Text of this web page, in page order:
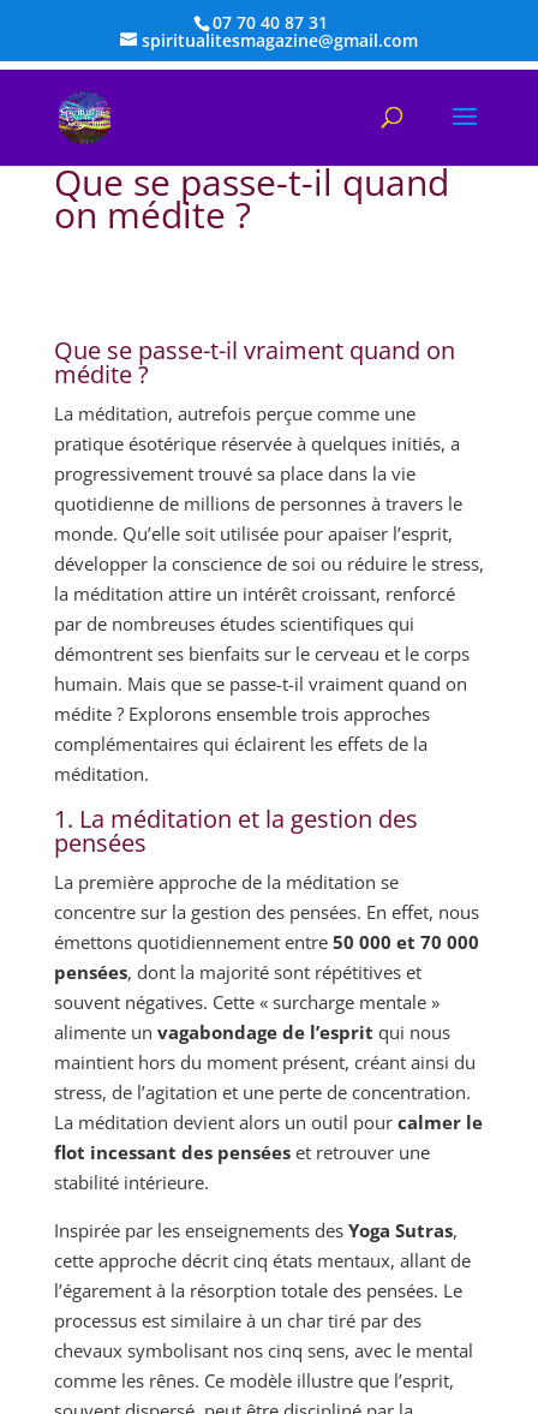
07 70 40 87 31
spiritualitesmagazine@gmail.com
Que se passe-t-il quand
on médite ?
Que se passe-t-il vraiment quand on
médite ?
La méditation, autrefois perçue comme une
pratique ésotérique réservée à quelques initiés, a
progressivement trouvé sa place dans la vie
quotidienne de millions de personnes à travers le
monde. Qu’elle soit utilisée pour apaiser l’esprit,
développer la conscience de soi ou réduire le stress,
la méditation attire un intérêt croissant, renforcé
par de nombreuses études scientifiques qui
démontrent ses bienfaits sur le cerveau et le corps
humain. Mais que se passe-t-il vraiment quand on
médite ? Explorons ensemble trois approches
complémentaires qui éclairent les effets de la
méditation.
1. La méditation et la gestion des
pensées
La première approche de la méditation se
concentre sur la gestion des pensées. En effet, nous
émettons quotidiennement entre 50 000 et 70 000
pensées, dont la majorité sont répétitives et
souvent négatives. Cette « surcharge mentale »
alimente un vagabondage de l’esprit qui nous
maintient hors du moment présent, créant ainsi du
stress, de l’agitation et une perte de concentration.
La méditation devient alors un outil pour calmer le
flot incessant des penséeset retrouver une
stabilité intérieure.
Inspirée par les enseignements des Yoga Sutras,
cette approche décrit cinq états mentaux, allant de
l’égarement à la résorption totale des pensées. Le
processus est similaire à un char tiré par des
chevaux symbolisant nos cinq sens, avec le mental
comme les rênes. Ce modèle illustre que l’esprit,